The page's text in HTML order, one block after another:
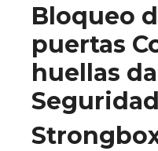
Bloqueo
puertas
huellas